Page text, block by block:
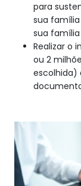
para
sua
sua
Realizar o
ou 2
escolhida)